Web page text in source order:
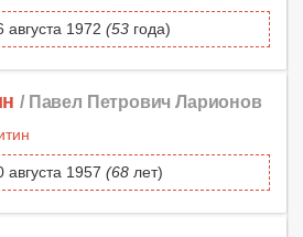
августа 1972 (53 года)
/ Павел Петрович Ларионов
августа 1957 (68 лет)